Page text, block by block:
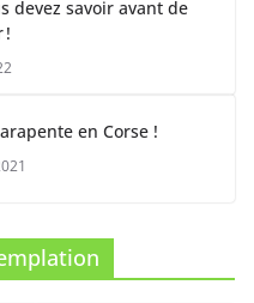
devez savoir avant de
!
en Corse !